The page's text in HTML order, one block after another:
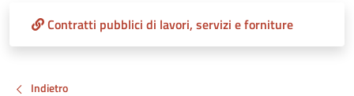
Contratti pubblici di lavori, servizi e forniture
Indietro